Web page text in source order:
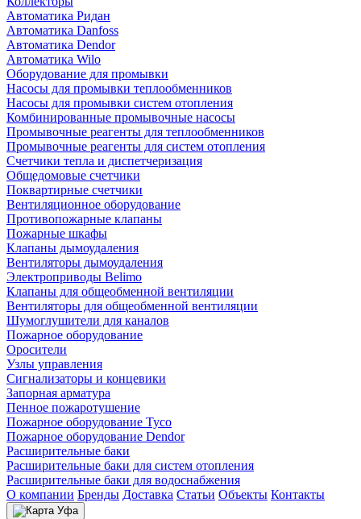
Автоматика Ридан
Автоматика Danfoss
Автоматика Dendor
Автоматика Wilo
Оборудование для промывки
Насосы для промывки теплообменников
Насосы для промывки систем отопления
Комбинированные промывочные насосы
Промывочные реагенты для теплообменников
Промывочные реагенты для систем отопления
Счетчики тепла и диспетчеризация
Общедомовые счетчики
Поквартирные счетчики
Вентиляционное оборудование
Противопожарные клапаны
Пожарные шкафы
Клапаны дымоудаления
Вентиляторы дымоудаления
Электроприводы Belimo
Клапаны для общеобменной вентиляции
Вентиляторы для общеобменной вентиляции
Шумоглушители для каналов
Пожарное оборудование
Оросители
Узлы управления
Сигнализаторы и концевики
Запорная арматура
Пенное пожаротушение
Пожарное оборудование Tyco
Пожарное оборудование Dendor
Расширительные баки
Расширительные баки для систем отопления
Расширительные баки для водоснабжения
О компании Бренды Доставка Статьи Объекты Контакты
Уфа